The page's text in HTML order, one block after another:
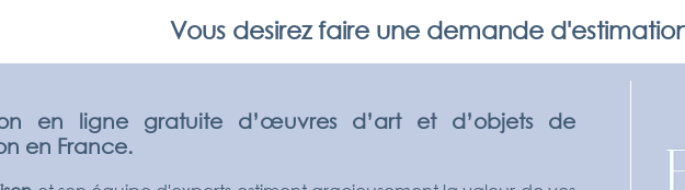
Vous desirez faire une demande
en ligne gratuite d’œuvres d’art et d’objets de
en France.